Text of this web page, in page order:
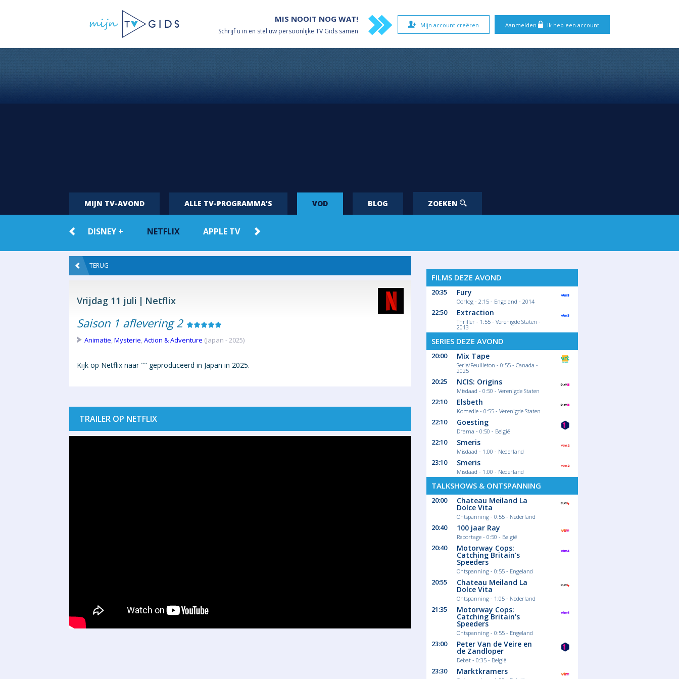
Aanmelden Ik heb een account
Mijn account creëren
MIS NOOIT NOG WAT!
Schrijf u in en stel uw persoonlijke TV Gids samen
MIJN TV-AVOND ALLE TV-PROGRAMMA’S VOD BLOG ZOEKEN
DISNEY + NETFLIX APPLE TV
TERUG
Vrijdag 11 juli Netflix
Saison 1 aflevering 2
Animatie,Mysterie,Action & Adventure (Japan - 2025)
Kijk op Netflix naar "" geproduceerd in Japan in 2025.
TRAILER OP NETFLIX
FILMS DEZE AVOND
20:35 Fury
Oorlog - 2:15 - Engeland - 2014
22:50 Extraction
Thriller - 1:55 - Verenigde Staten -
2013
SERIES DEZE AVOND
20:00 Mix Tape
Serie/Feuilleton - 0:55 - Canada -
2025
20:25 NCIS: Origins
Misdaad - 0:50 - Verenigde Staten
22:10 Elsbeth
Komedie - 0:55 - Verenigde Staten
22:10 Goesting
Drama - 0:50 - België
22:10 Smeris
Misdaad - 1:00 - Nederland
23:10 Smeris
Misdaad - 1:00 - Nederland
TALKSHOWS & ONTSPANNING
20:00 Chateau Meiland La
Dolce Vita
Ontspanning - 0:55 - Nederland
20:40 100 jaar Ray
Reportage - 0:50 - België
20:40 Motorway Cops:
Catching Britain's
Speeders
Ontspanning - 0:55 - Engeland
20:55 Chateau Meiland La
Dolce Vita
Ontspanning - 1:05 - Nederland
21:35 Motorway Cops:
Catching Britain's
Speeders
Ontspanning - 0:55 - Engeland
23:00 Peter Van de Veire en
de Zandloper
Debat - 0:35 - België
23:30 Marktkramers